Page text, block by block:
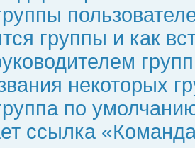
группы и как
некоторых
по
ссылка